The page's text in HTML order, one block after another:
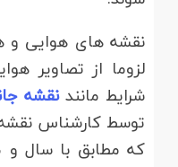
نقشه های هوایی
لزوما از تصاویر
شرایط مانندنقشه
توسط کارشناس نقشه
که مطابق با سال